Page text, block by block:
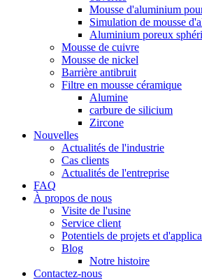
Mousse d'aluminium
Simulation de mousse
Aluminium poreux
Mousse de cuivre
Mousse de nickel
Barrière antibruit
Filtre en mousse céramique
Alumine
carbure de silicium
Zircone
Nouvelles
Actualités de l'industrie
Cas clients
Actualités de l'entreprise
FAQ
À propos de nous
Visite de l'usine
Service client
Potentiels de projets et
Blog
Notre histoire
Contactez-nous